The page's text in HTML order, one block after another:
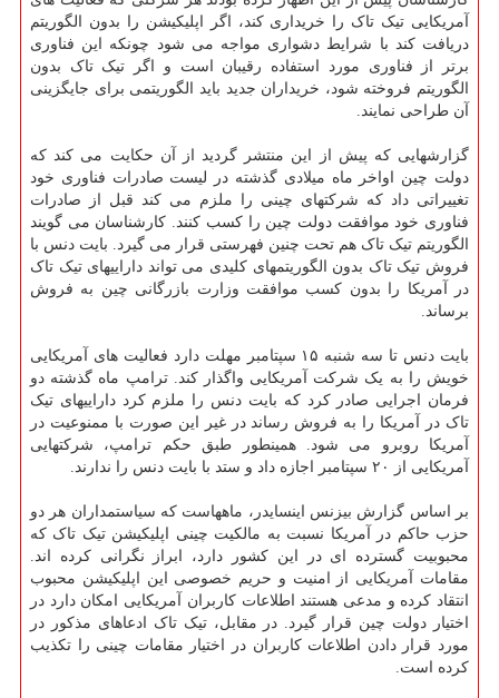
آمریکایی تیک تاک را خریداری کند، اگر اپلیکیشن را بدون الگوریتم
دریافت کند با شرایط دشواری مواجه می شود چونکه این فناوری
برتر از فناوری مورد استفاده رقیبان است و اگر تیک تاک بدون
الگوریتم فروخته شود، خریداران جدید باید الگوریتمی برای جایگزینی
آن طراحی نمایند.
گزارشهایی که پیش از این منتشر گردید از آن حکایت می کند که
دولت چین اواخر ماه میلادی گذشته در لیست صادرات فناوری خود
تغییراتی داد که شرکتهای چینی را ملزم می کند قبل از صادرات
فناوری خود موافقت دولت چین را کسب کنند. کارشناسان می گویند
الگوریتم تیک تاک هم تحت چنین فهرستی قرار می گیرد. بایت دنس با
فروش تیک تاک بدون الگوریتمهای کلیدی می تواند داراییهای تیک تاک
در آمریکا را بدون کسب موافقت وزارت بازرگانی چین به فروش
برساند.
بایت دنس تا سه شنبه ۱۵ سپتامبر مهلت دارد فعالیت های آمریکایی
خویش را به یک شرکت آمریکایی واگذار کند. ترامپ ماه گذشته دو
فرمان اجرایی صادر کرد که بایت دنس را ملزم کرد داراییهای تیک
تاک در آمریکا را به فروش رساند در غیر این صورت با ممنوعیت در
آمریکا روبرو می شود. همینطور طبق حکم ترامپ، شرکتهایی
آمریکایی از ۲۰ سپتامبر اجازه داد و ستد با بایت دنس را ندارند.
بر اساس گزارش بیزنس اینسایدر، ماههاست که سیاستمداران هر دو
حزب حاکم در آمریکا نسبت به مالکیت چینی اپلیکیشن تیک تاک که
محبوبیت گسترده ای در این کشور دارد، ابراز نگرانی کرده اند.
مقامات آمریکایی از امنیت و حریم خصوصی این اپلیکیشن محبوب
انتقاد کرده و مدعی هستند اطلاعات کاربران آمریکایی امکان دارد در
اختیار دولت چین قرار گیرد. در مقابل، تیک تاک ادعاهای مذکور در
مورد قرار دادن اطلاعات کاربران در اختیار مقامات چینی را تکذیب
کرده است.